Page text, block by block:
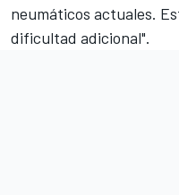
neumáticos actuales.
dificultad adicional".